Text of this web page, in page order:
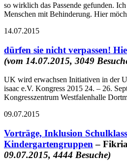
so wirklich das Passende gefunden.
Menschen mit Behinderung. Hier
14.07.2015
dürfen sie nicht verpassen!
(vom 14.07.2015, 3049
UK wird erwachsen Initiativen in der
isaac e.V. Kongress 2015 24. – 26.
Kongresszentrum Westfalenhalle
09.07.2015
Vorträge, Inklusion
Kindergartengruppen –
09.07.2015, 4444 Besuche)